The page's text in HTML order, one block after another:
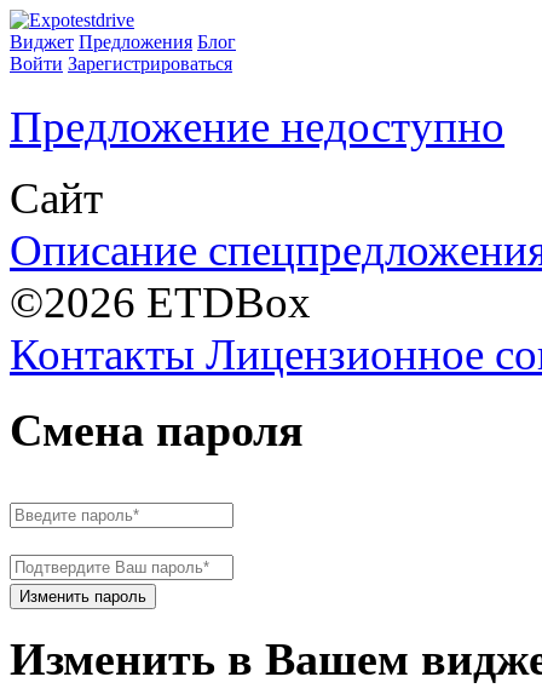
Виджет Предложения Блог
Войти Зарегистрироваться
Предложение недоступно
Сайт
Описание
©2026 ETDBox
Контакты Лицензионное
Смена пароля
Изменить в Вашем